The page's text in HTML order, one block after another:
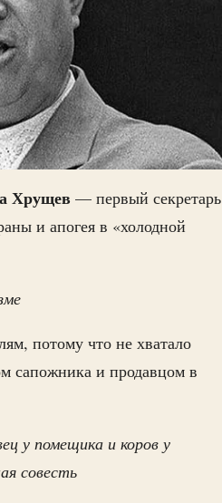
Хрущев — первый секретарь
и апогея в «холодной
потому что не хватало
сапожника и продавцом в
у помещика и коров у
совесть